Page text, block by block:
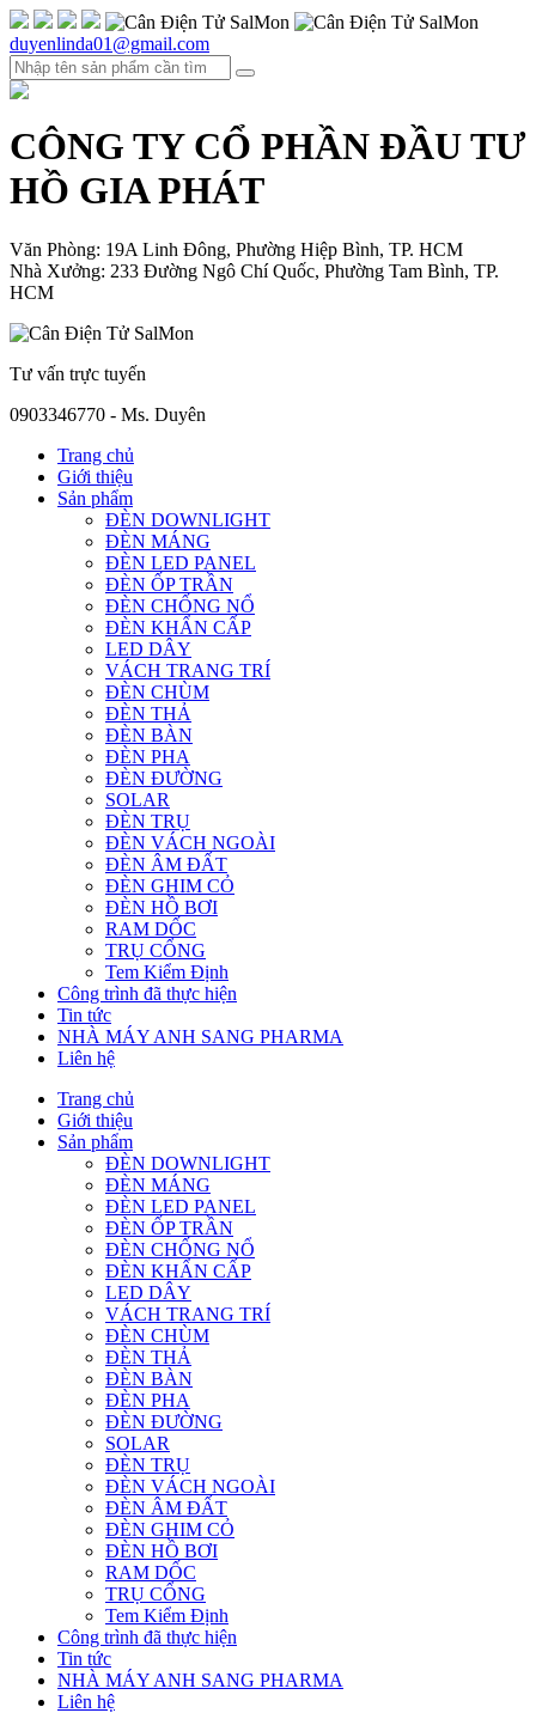
duyenlinda01@gmail.com
CÔNG TY CỔ PHẦN ĐẦU TƯ
HỒ GIA PHÁT
Văn Phòng: 19A Linh Đông, Phường Hiệp Bình, TP. HCM
Nhà Xưởng: 233 Đường Ngô Chí Quốc, Phường Tam Bình, TP.
HCM
Tư vấn trực tuyến
0903346770 - Ms. Duyên
Trang chủ
Giới thiệu
Sản phẩm
ĐÈN DOWNLIGHT
ĐÈN MÁNG
ĐÈN LED PANEL
ĐÈN ỐP TRẦN
ĐÈN CHỐNG NỔ
ĐÈN KHẨN CẤP
LED DÂY
VÁCH TRANG TRÍ
ĐÈN CHÙM
ĐÈN THẢ
ĐÈN BÀN
ĐÈN PHA
ĐÈN ĐƯỜNG
SOLAR
ĐÈN TRỤ
ĐÈN VÁCH NGOÀI
ĐÈN ÂM ĐẤT
ĐÈN GHIM CỎ
ĐÈN HỒ BƠI
RAM DỐC
TRỤ CỔNG
Tem Kiểm Định
Công trình đã thực hiện
Tin tức
NHÀ MÁY ANH SANG PHARMA
Liên hệ
Trang chủ
Giới thiệu
Sản phẩm
ĐÈN DOWNLIGHT
ĐÈN MÁNG
ĐÈN LED PANEL
ĐÈN ỐP TRẦN
ĐÈN CHỐNG NỔ
ĐÈN KHẨN CẤP
LED DÂY
VÁCH TRANG TRÍ
ĐÈN CHÙM
ĐÈN THẢ
ĐÈN BÀN
ĐÈN PHA
ĐÈN ĐƯỜNG
SOLAR
ĐÈN TRỤ
ĐÈN VÁCH NGOÀI
ĐÈN ÂM ĐẤT
ĐÈN GHIM CỎ
ĐÈN HỒ BƠI
RAM DỐC
TRỤ CỔNG
Tem Kiểm Định
Công trình đã thực hiện
Tin tức
NHÀ MÁY ANH SANG PHARMA
Liên hệ